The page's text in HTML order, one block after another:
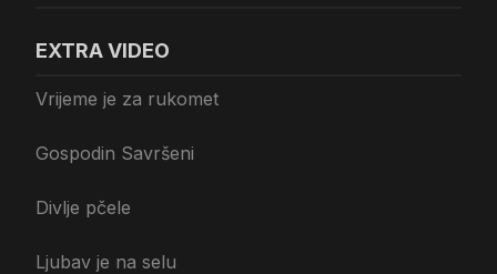
EXTRA VIDEO
Vrijeme je za rukomet
Gospodin Savršeni
Divlje pčele
Ljubav je na selu